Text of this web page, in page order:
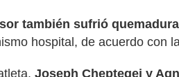
también sufrió
hospital, de acuerdo con
Joseph Cheptegei y